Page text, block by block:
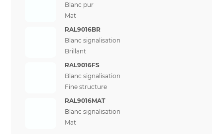
Blanc pur
Mat
RAL9016BR
Blanc signalisation
Brillant
RAL9016FS
Blanc signalisation
Fine structure
RAL9016MAT
Blanc signalisation
Mat